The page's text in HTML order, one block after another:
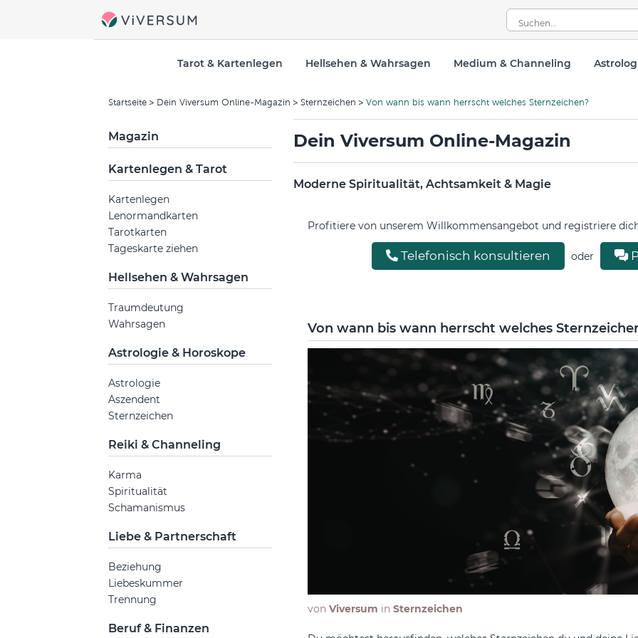
Tarot & Kartenlegen Hellsehen & Wahrsagen Medium & Channeling
Startseite Dein Viversum Online-Magazin Sternzeichen Von wann bis wann herrscht welches Sternzeichen?
Magazin
Kartenlegen & Tarot
Kartenlegen
Lenormandkarten
Tarotkarten
Tageskarte ziehen
Hellsehen & Wahrsagen
Traumdeutung
Wahrsagen
Astrologie & Horoskope
Astrologie
Aszendent
Sternzeichen
Reiki & Channeling
Karma
Spiritualität
Schamanismus
Liebe & Partnerschaft
Beziehung
Liebeskummer
Trennung
Beruf & Finanzen
Dein Viversum Online-Magazin
Moderne Spiritualität, Achtsamkeit & Magie
Profitiere von unserem Willkommensangebot und registriere
Telefonisch konsultieren oder
Von wann bis wann herrscht welches
von Viversum in Sternzeichen